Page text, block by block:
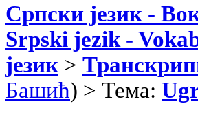
Српски језик -
Srpski jezik -
језик >
Башић) > Тема: